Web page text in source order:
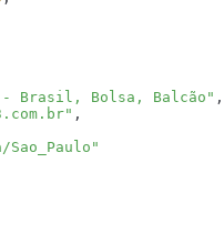
- Brasil, Bolsa, Balcão"